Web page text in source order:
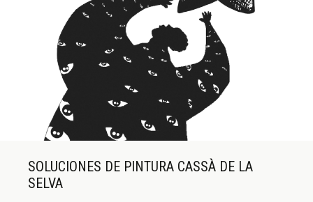
SOLUCIONES DE PINTURA CASSÀ DE LA
SELVA